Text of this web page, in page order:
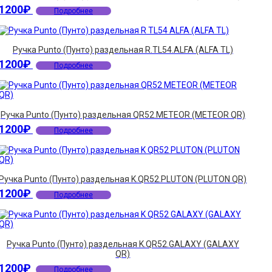
₽ Подробнее
Ручка Punto (Пунто) раздельная R.TL54.ALFA (ALFA TL)
₽ Подробнее
Ручка Punto (Пунто) раздельная QR52.METEOR (METEOR QR)
₽ Подробнее
Punto (Пунто) раздельная K.QR52.PLUTON (PLUTON QR)
₽ Подробнее
Ручка Punto (Пунто) раздельная K.QR52.GALAXY (GALAXY
QR)
₽ Подробнее